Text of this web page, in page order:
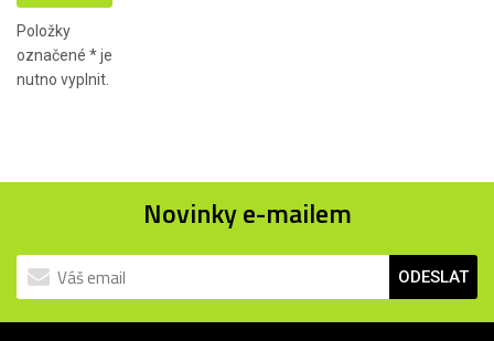
Položky
označené *je
nutno vyplnit.
Novinky e-mailem
ODESLAT